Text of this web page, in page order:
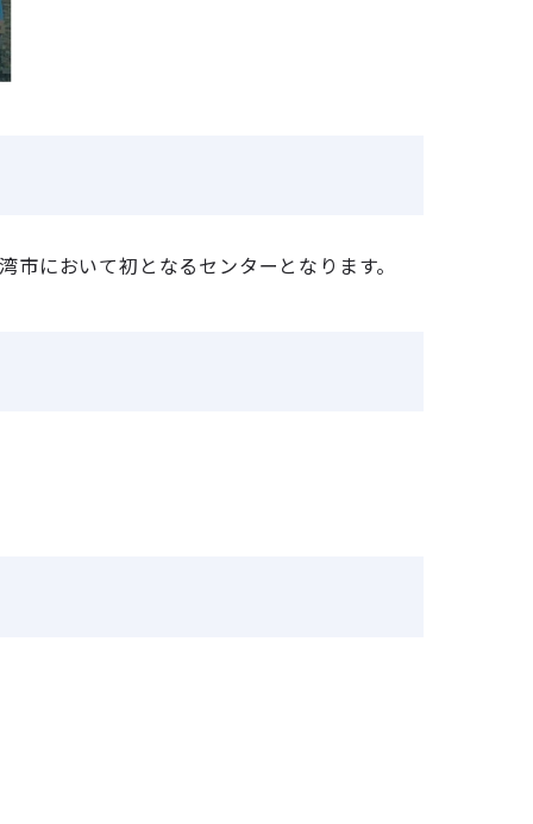
において初となるセンターとなります。